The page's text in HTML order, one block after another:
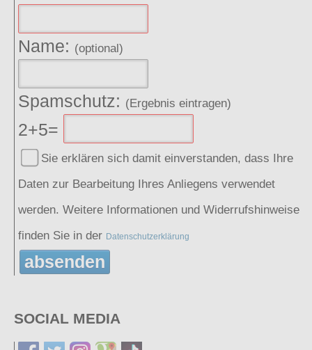
Name: (optional)
Spamschutz: (Ergebnis eintragen)
2+5=
Sie erklären sich damit einverstanden, dass Ihre
Daten zur Bearbeitung Ihres Anliegens verwendet
werden. Weitere Informationen und Widerrufshinweise
finden Sie in der Datenschutzerklärung
absenden
SOCIAL MEDIA